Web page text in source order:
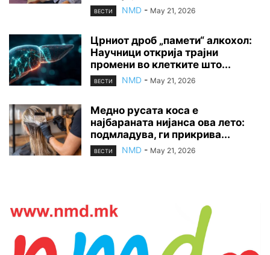
ВЕСТИ NMD - May 21, 2026
Црниот дроб „памети“ алкохол:
Научници открија трајни
промени во клетките што...
ВЕСТИ NMD - May 21, 2026
Медно русата коса е
најбараната нијанса ова лето:
подмладува, ги прикрива...
ВЕСТИ NMD - May 21, 2026